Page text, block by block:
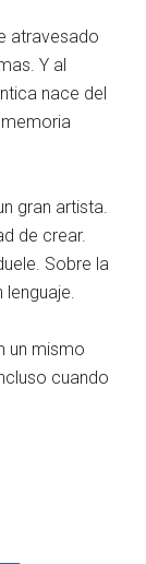
atravesado
Y al
nace del
gran artista.
de crear.
Sobre la
un mismo
cuando